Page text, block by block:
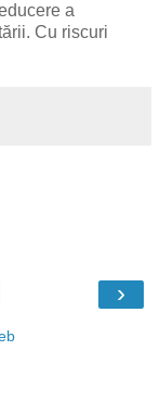
a
Cu riscuri
›